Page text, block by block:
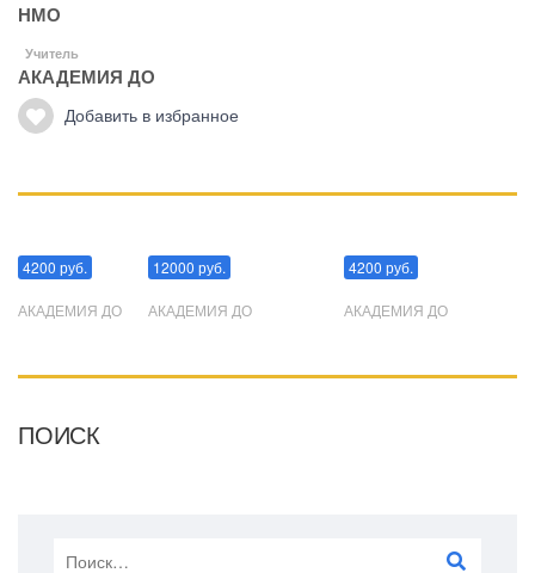
НМО
Учитель
АКАДЕМИЯ ДО
Добавить в избранное
4200 руб.
АКАДЕМИЯ ДО
12000 руб.
АКАДЕМИЯ ДО
4200 руб.
АКАДЕМИЯ ДО
ПОИСК